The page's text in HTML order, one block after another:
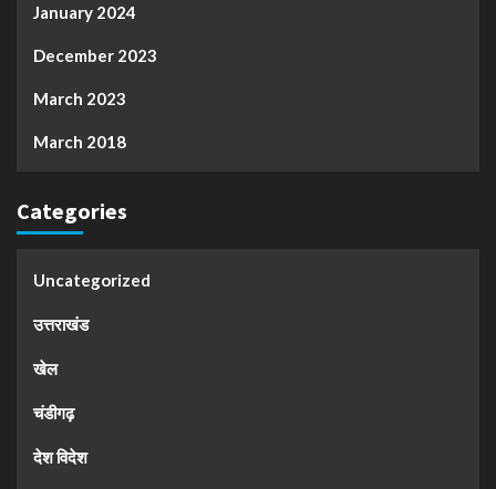
January 2024
December 2023
March 2023
March 2018
Categories
Uncategorized
उत्तराखंड
खेल
चंडीगढ़
देश विदेश